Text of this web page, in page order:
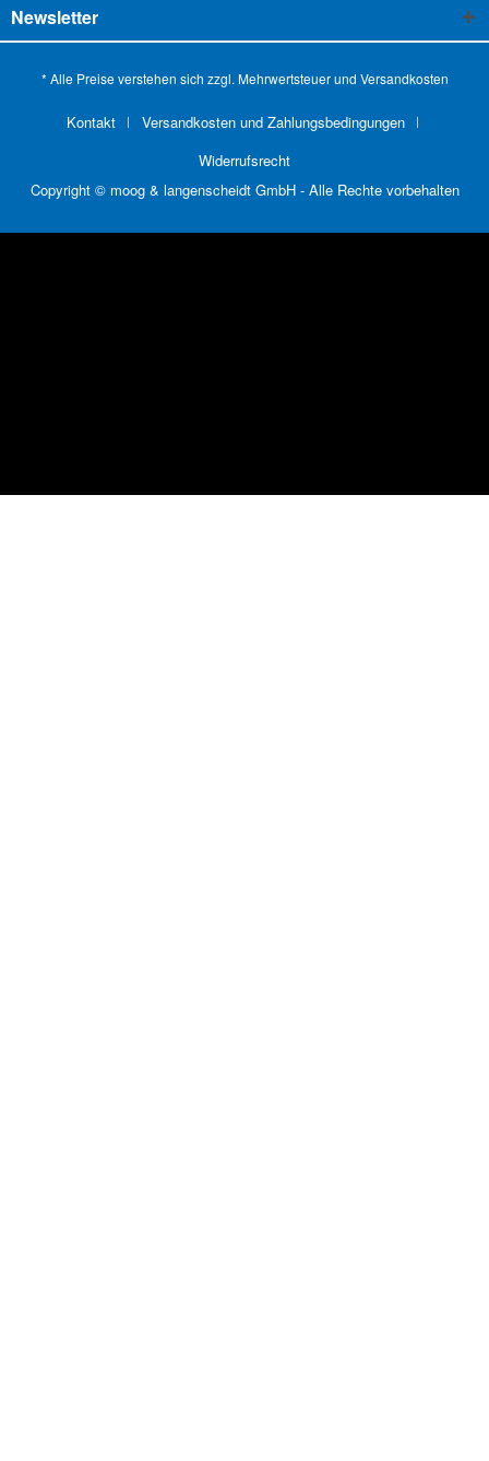
Newsletter
* Alle Preise verstehen sich zzgl. Mehrwertsteuer und Versandkosten
Kontakt
Versandkosten und Zahlungsbedingungen
Widerrufsrecht
Copyright © moog & langenscheidt GmbH - Alle Rechte vorbehalten